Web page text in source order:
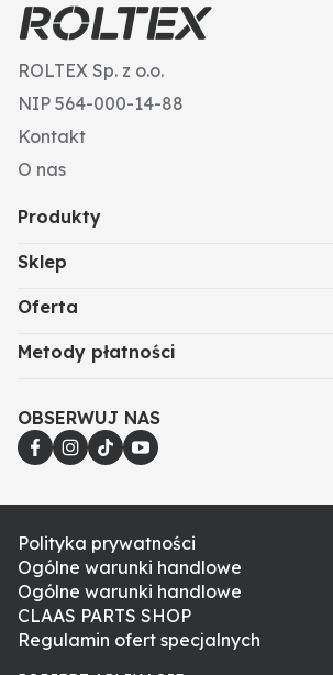
ROLTEX Sp. z o.o.
NIP 564-000-14-88
Kontakt
O nas
Produkty
Sklep
Oferta
Metody płatności
OBSERWUJ NAS
Polityka prywatności
Ogólne warunki handlowe
Ogólne warunki handlowe
CLAAS PARTS SHOP
Regulamin ofert specjalnych